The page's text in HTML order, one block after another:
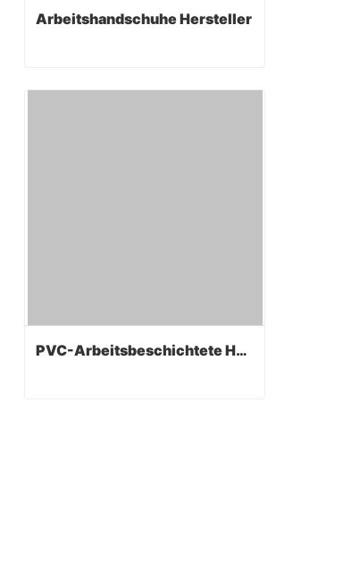
Gauntlet
Arbeitshandschuhe Hersteller
Arbeitshandschuhe Hersteller
PVC-Arbeitsbeschichtete Handschuhe